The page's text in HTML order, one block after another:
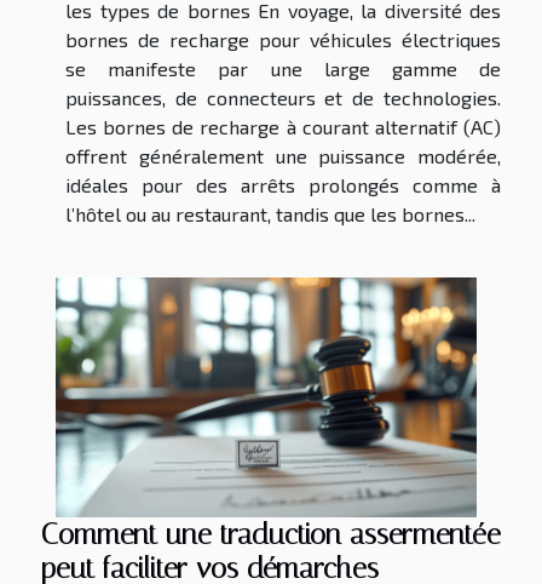
les types de bornes En voyage, la diversité des
bornes de recharge pour véhicules électriques
se manifeste par une large gamme de
puissances, de connecteurs et de technologies.
Les bornes de recharge à courant alternatif (AC)
offrent généralement une puissance modérée,
idéales pour des arrêts prolongés comme à
l’hôtel ou au restaurant, tandis que les bornes...
Comment une traduction assermentée
peut faciliter vos démarches